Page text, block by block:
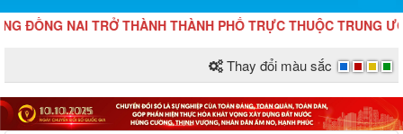
NAI TRỞ THÀNH THÀNH PHỐ TRỰC THUỘC TRUNG ƯƠNG
Thay đổi màu sắc